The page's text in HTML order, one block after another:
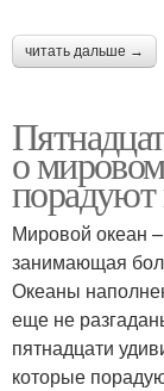
читать дальше →
о
порадуют
Мировой океан
занимающая
Океаны
еще не
пятнадцати
которые